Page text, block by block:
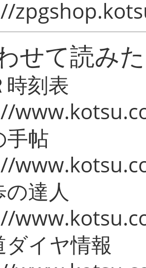
せて読み
時刻表
手帖
達人
ダイヤ情報